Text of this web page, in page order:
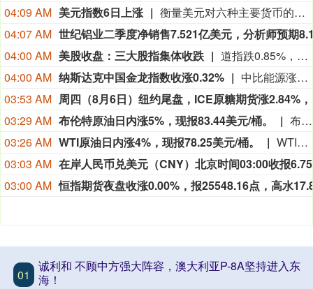
04:09 AM 美元指数6日上涨
衡量美元对六种主要货币的美元指数当天上涨0.25%，在汇市尾市收于99.930。截至纽约汇市尾市，1欧元兑换1.1524美元，低于前一交易日的1.1553美元；1英镑兑换1.3457美元，低于前一交易日的1.3469美元。1美元兑换158.33日元，高于前一交易日的157.67日元；1美元兑换0.8122瑞士法郎，高于前一交易日的0.8069瑞士法郎；1美元兑换1.4014加元，高于前一交易日的1.4008加元；1美元兑换9.5068瑞典克朗，高于前一交易日的9.4832瑞典克朗。
04:07 AM
04:00 AM 美股收盘：三大股指集体收跌
道指跌0.85%，标普500指数跌0.18%，纳指跌0.04%。APP AppLovin跌19.66%，Datadog跌19.03%，Epam Systems跌15.33%，Axon Enterprise跌14.28%。“七姐妹”方面：微软涨2.51%，苹果涨0.49%，Meta Platforms涨0.15%，亚马逊跌0.13%，英伟达跌0.23%，特斯拉跌0.63%，谷歌跌0.91%。
04:00 AM 纳斯达克中国金龙指数收涨0.32%
中比能源涨21.17%，海天网络涨16.90%，再鼎医药涨13.47%，诺亚财富涨4.84%，中汽系统涨4.37%。
03:53 AM
03:29 AM 布伦特原油日内涨5%，现报83.44美元/桶。
布伦特原油日内涨5%，现报83.44美元/桶。
03:26 AM WTI原油日内涨4%，现报78.25美元/桶。
WTI原油日内涨4%，现报78.25美元/桶。
03:03 AM
03:00 AM
01
诚利和 不顾中方强大阵容，澳大利亚P-8A坚持进入东
海！